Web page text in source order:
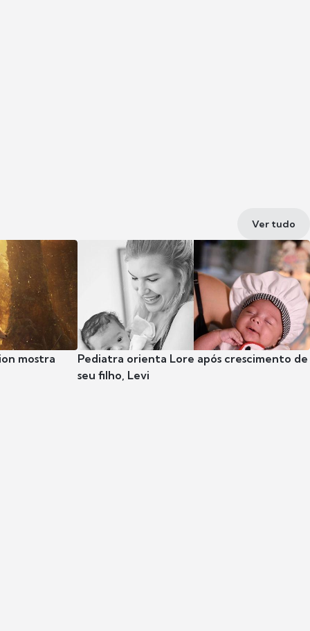
Ver tudo
mostra
Pediatra orienta Lore após crescimento de
seu filho, Levi